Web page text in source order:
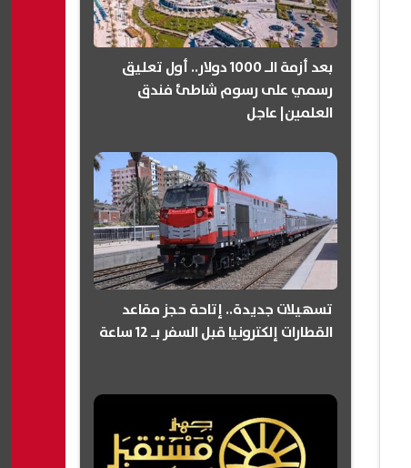
بعد أزمة الـ 1000 دولار.. أول تعليق
رسمي على رسوم شاطئ فندق
العلمين| عاجل
تسهيلات جديدة.. إتاحة حجز مقاعد
القطارات إلكترونيا قبل السفر بـ 12 ساعة